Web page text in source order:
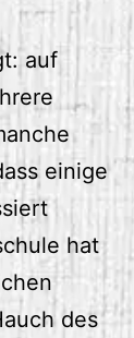
auf
einige
hat
des